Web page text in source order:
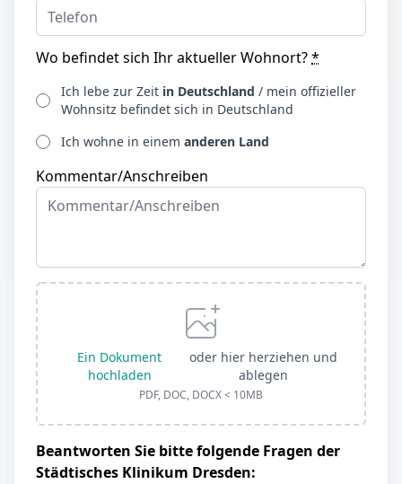
Wo befindet sich Ihr aktueller Wohnort?*
Ich lebe zur Zeit in Deutschland / mein offizieller
Wohnsitz befindet sich in Deutschland
Ich wohne in einem anderen Land
Kommentar/Anschreiben
Ein Dokument
hochladen
oder hier herziehen und
ablegen
PDF, DOC, DOCX < 10MB
Beantworten Sie bitte folgende Fragen der
Städtisches Klinikum Dresden: